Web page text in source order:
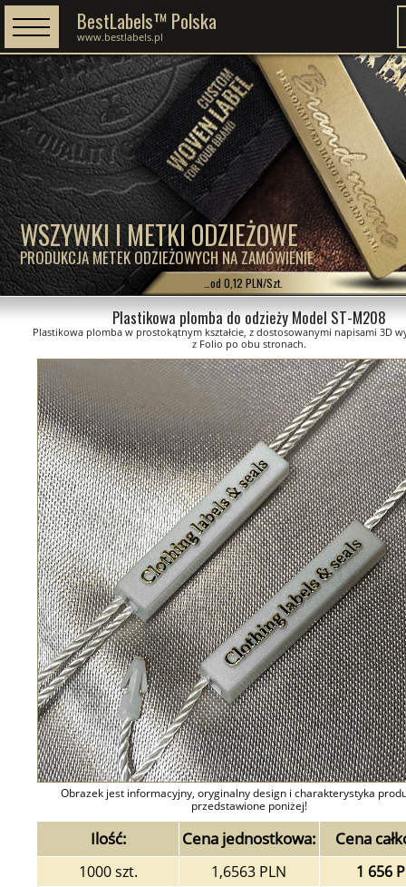
WSZYWKI I METKI ODZIEŻOWE
PRODUKCJA METEK ODZIEŻOWYCH NA ZAMÓWIENIE
BestLabels™ Polska
www.bestlabels.pl
…od 0,12 PLN/Szt.
Plastikowa plomba do odzieży Model ST-M208
Plastikowa plomba w prostokątnym kształcie, z dostosowanymi napisami 3D
z Folio po obu stronach.
Obrazek jest informacyjny, oryginalny design i charakterystyka
przedstawione poniżej!
Ilość: Cena jednostkowa: Cena
1000 szt. 1,6563 PLN
1 656